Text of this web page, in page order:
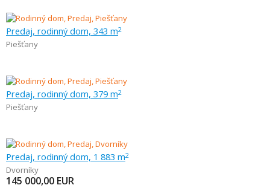
Predaj, rodinný dom, 343 m2
Piešťany
Predaj, rodinný dom, 379 m2
Piešťany
Predaj, rodinný dom, 1 883 m2
Dvorníky
145 000,00 EUR